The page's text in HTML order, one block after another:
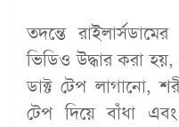
তদন্তে
ভিডিও উদ্ধার করা
ডাক্ট টেপ লাগানো,
টেপ দিয়ে বাঁধা